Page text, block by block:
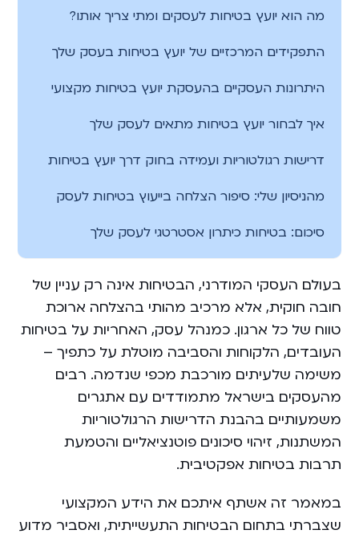
מה הוא יועץ בטיחות לעסקים ומתי צריך אותו?
התפקידים המרכזיים של יועץ בטיחות בעסק שלך
היתרונות העסקיים בהעסקת יועץ בטיחות מקצועי
איך לבחור יועץ בטיחות מתאים לעסק שלך
דרישות רגולטוריות ועמידה בחוק דרך יועץ בטיחות
מהניסיון שלי: סיפור הצלחה בייעוץ בטיחות לעסק
סיכום: בטיחות כיתרון אסטרטגי לעסק שלך
בעולם העסקי המודרני, הבטיחות אינה רק עניין של
חובה חוקית, אלא מרכיב מהותי בהצלחה ארוכת
טווח של כל ארגון. כמנהל עסק, האחריות על בטיחות
העובדים, הלקוחות והסביבה מוטלת על כתפיך –
משימה שלעיתים מורכבת מכפי שנדמה. רבים
מהעסקים בישראל מתמודדים עם אתגרים
משמעותיים בהבנת הדרישות הרגולטוריות
המשתנות, זיהוי סיכונים פוטנציאליים והטמעת
תרבות בטיחות אפקטיבית.
במאמר זה אשתף איתכם את הידע המקצועי
שצברתי בתחום הבטיחות התעשייתית, ואסביר מדוע